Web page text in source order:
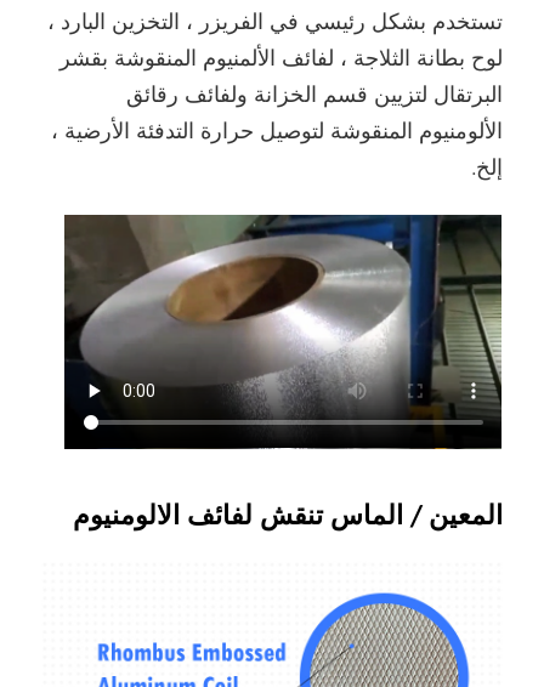
تستخدم بشكل رئيسي في الفريزر ، التخزين البارد ،
لوح بطانة الثلاجة ، لفائف الألمنيوم المنقوشة بقشر
البرتقال لتزيين قسم الخزانة ولفائف رقائق
الألومنيوم المنقوشة لتوصيل حرارة التدفئة الأرضية ،
إلخ.
المعين / الماس تنقش لفائف الالومنيوم